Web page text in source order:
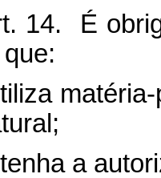
14. É
prima